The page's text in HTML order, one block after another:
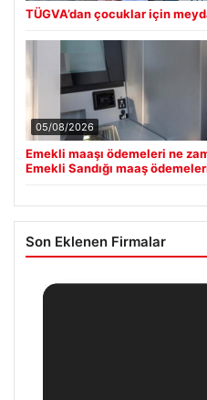
TÜGVA’dan çocuklar için
05/08/2026
Emekli maaşı ödemeleri ne
Emekli Sandığı maaş
Son Eklenen Firmalar